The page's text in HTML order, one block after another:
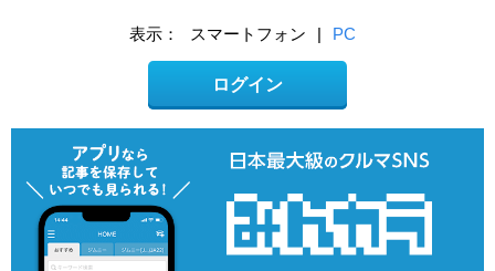
表示： スマートフォン | PC
ログイン